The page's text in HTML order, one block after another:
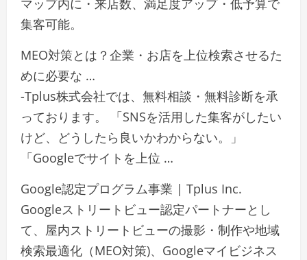
マップ内に・来店数、満足度アップ・低予算で
集客可能。
MEO対策とは？企業・お店を上位検索させるた
めに必要な …
-Tplus株式会社では、無料相談・無料診断を承
っております。 「SNSを活用した集客がしたい
けど、どうしたら良いかわからない。」
「Googleでサイトを上位 …
Google認定プログラム事業 | Tplus Inc.
Googleストリートビュー認定パートナーとし
て、屋内ストリートビューの撮影・制作や地域
検索最適化（MEO対策)、Googleマイビジネス